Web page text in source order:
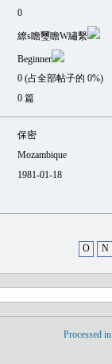
0
繚s瞻璽瞻W繡繫
Beginner
0 (占全部帖子的 0%)
0 篇
保密
Mozambique
1981-01-18
O N
Processed